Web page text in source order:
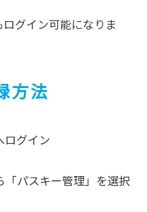
グイン可能になりま
方法
ログイン
「パスキー管理」 を選択